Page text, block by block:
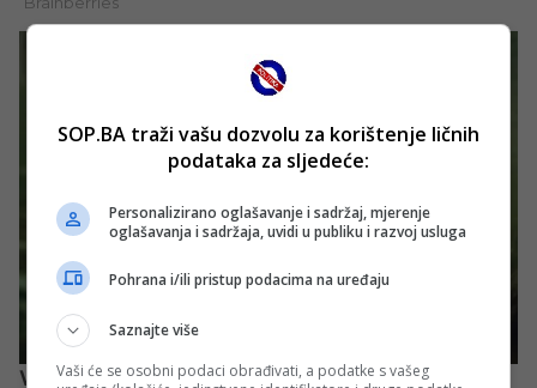
SOP.BA traži vašu dozvolu za korištenje ličnih
podataka za sljedeće:
Personalizirano oglašavanje i sadržaj, mjerenje
oglašavanja i sadržaja, uvidi u publiku i razvoj usluga
Pohrana i/ili pristup podacima na uređaju
Saznajte više
Vaši će se osobni podaci obrađivati, a podatke s vašeg